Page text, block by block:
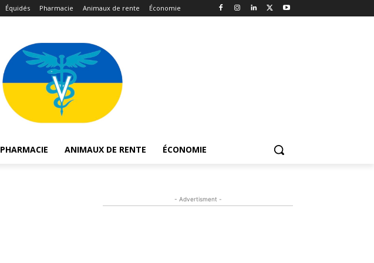
Équidés Pharmacie Animaux de rente Économie
PHARMACIE ANIMAUX DE RENTE ÉCONOMIE
- Advertisment -